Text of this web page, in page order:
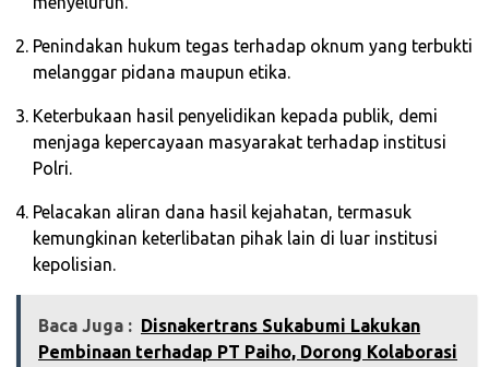
Penindakan hukum tegas terhadap oknum yang terbukti
melanggar pidana maupun etika.
Keterbukaan hasil penyelidikan kepada publik, demi
menjaga kepercayaan masyarakat terhadap institusi
Polri.
Pelacakan aliran dana hasil kejahatan, termasuk
kemungkinan keterlibatan pihak lain di luar institusi
kepolisian.
Baca Juga : ‎Disnakertrans Sukabumi Lakukan
Pembinaan terhadap PT Paiho, Dorong Kolaborasi